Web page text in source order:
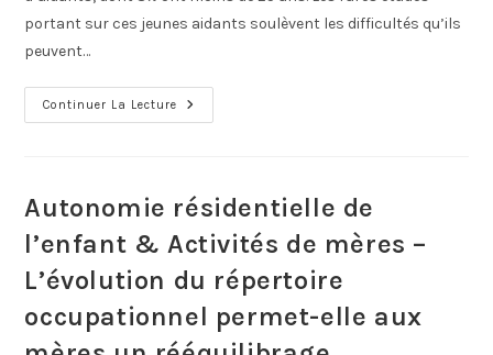
portant sur ces jeunes aidants soulèvent les difficultés qu’ils
peuvent…
Continuer La Lecture
Autonomie résidentielle de
l’enfant & Activités de mères –
L’évolution du répertoire
occupationnel permet-elle aux